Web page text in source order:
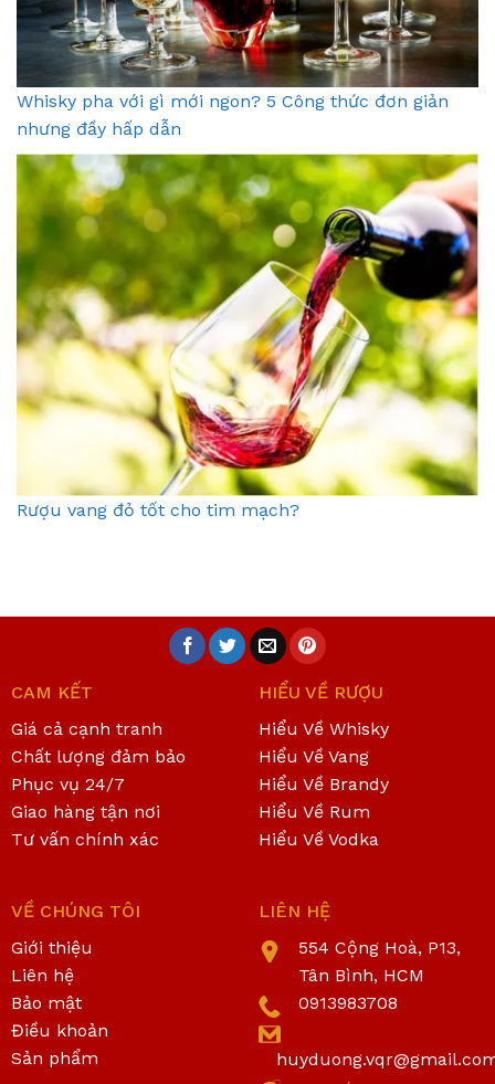
Whisky pha với gì mới ngon? 5 Công thức đơn giản
nhưng đầy hấp dẫn
Rượu vang đỏ tốt cho tim mạch?
CAM KẾT
Giá cả cạnh tranh
Chất lượng đảm bảo
Phục vụ 24/7
Giao hàng tận nơi
Tư vấn chính xác
HIỂU VỀ RƯỢU
Hiểu Về Whisky
Hiểu Về Vang
Hiểu Về Brandy
Hiểu Về Rum
Hiểu Về Vodka
VỀ CHÚNG TÔI
Giới thiệu
Liên hệ
Bảo mật
Điều khoản
Sản phẩm
LIÊN HỆ
554 Cộng Hoà, P13,
Tân Bình, HCM
0913983708